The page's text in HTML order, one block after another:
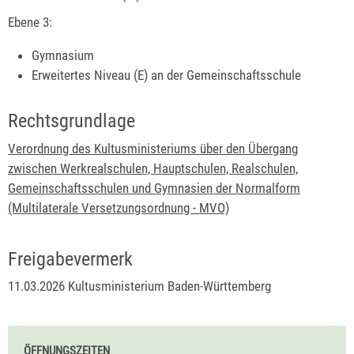
Ebene 3:
Gymnasium
Erweitertes Niveau (E) an der Gemeinschaftsschule
Rechtsgrundlage
Verordnung des Kultusministeriums über den Übergang
zwischen Werkrealschulen, Hauptschulen, Realschulen,
Gemeinschaftsschulen und Gymnasien der Normalform
(Multilaterale Versetzungsordnung - MVO)
Freigabevermerk
11.03.2026 Kultusministerium Baden-Württemberg
ÖFFNUNGSZEITEN